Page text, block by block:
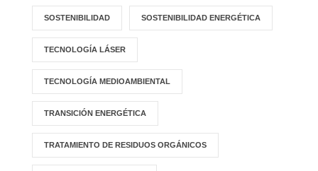
SOSTENIBILIDAD SOSTENIBILIDAD ENERGÉTICA
TECNOLOGÍA LÁSER
TECNOLOGÍA MEDIOAMBIENTAL
TRANSICIÓN ENERGÉTICA
TRATAMIENTO DE RESIDUOS ORGÁNICOS